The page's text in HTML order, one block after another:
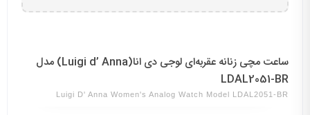
ساعت مچی زنانه عقربه‌ای لوجی دی انا(Luigi d’ Anna) مدل
LDAL2051-BR
Luigi D' Anna Women's Analog Watch Model LDAL2051-BR